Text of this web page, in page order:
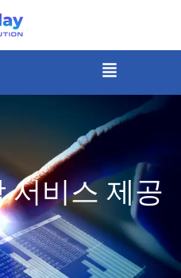
메
뉴
서비스 제공